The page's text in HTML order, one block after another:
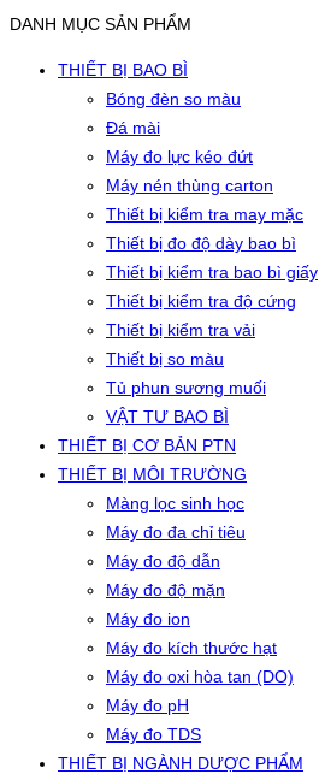
DANH MỤC SẢN PHẨM
THIẾT BỊ BAO BÌ
Bóng đèn so màu
Đá mài
Máy đo lực kéo đứt
Máy nén thùng carton
Thiết bị kiểm tra may mặc
Thiết bị đo độ dày bao bì
Thiết bị kiểm tra bao bì giấy
Thiết bị kiểm tra độ cứng
Thiết bị kiểm tra vải
Thiết bị so màu
Tủ phun sương muối
VẬT TƯ BAO BÌ
THIẾT BỊ CƠ BẢN PTN
THIẾT BỊ MÔI TRƯỜNG
Màng lọc sinh học
Máy đo đa chỉ tiêu
Máy đo độ dẫn
Máy đo độ mặn
Máy đo ion
Máy đo kích thước hạt
Máy đo oxi hòa tan (DO)
Máy đo pH
Máy đo TDS
THIẾT BỊ NGÀNH DƯỢC PHẨM